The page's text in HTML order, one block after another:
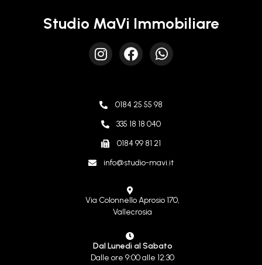
Studio MaVi Immobiliare
0184 25 55 98
335 18 18 040
0184 99 81 21
info@studio-mavi.it
Via Colonnello Aprosio 170,
Vallecrosia
Dal Lunedì al Sabato
Dalle ore 9:00 alle 12:30